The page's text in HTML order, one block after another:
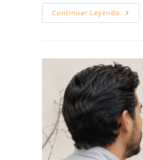
Continuar Leyendo